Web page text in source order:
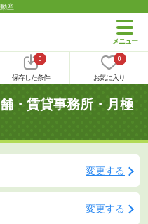
産
0
保存した条件
0
お気に入り
・賃貸事務所・月極
変更する
変更する